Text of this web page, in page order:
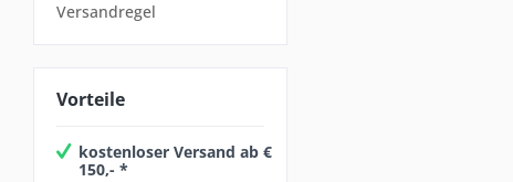
Versandregel
Vorteile
kostenloser Versand ab €
150,- *